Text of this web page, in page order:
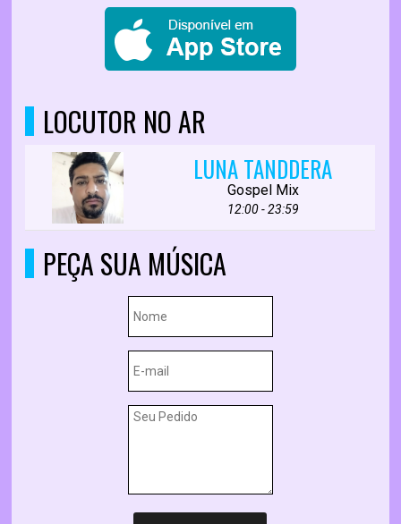
LOCUTOR NO AR
LUNA TANDDERA
Gospel Mix
12:00 - 23:59
PEÇA SUA MÚSICA